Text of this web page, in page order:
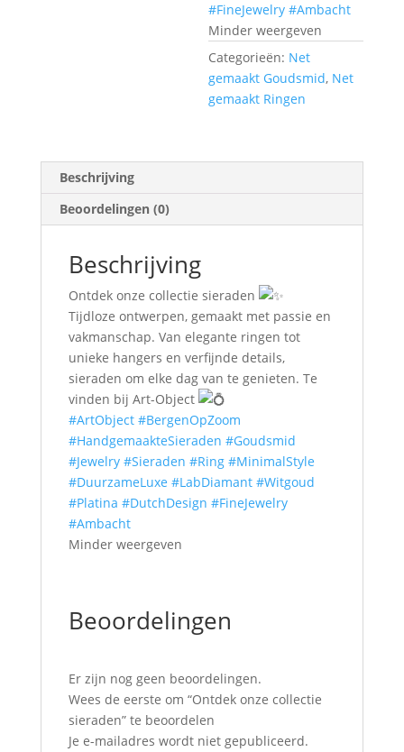
#FineJewelry #Ambacht
Minder weergeven
Categorieën: Net
gemaakt Goudsmid, Net
gemaakt Ringen
Beschrijving
Beoordelingen (0)
Beschrijving
Ontdek onze collectie sieraden
Tijdloze ontwerpen, gemaakt met passie en
vakmanschap. Van elegante ringen tot
unieke hangers en verfijnde details,
sieraden om elke dag van te genieten. Te
vinden bij Art-Object
#ArtObject #BergenOpZoom
#HandgemaakteSieraden #Goudsmid
#Jewelry #Sieraden #Ring #MinimalStyle
#DuurzameLuxe #LabDiamant #Witgoud
#Platina #DutchDesign #FineJewelry
#Ambacht
Minder weergeven
Beoordelingen
Er zijn nog geen beoordelingen.
Wees de eerste om “Ontdek onze collectie
sieraden” te beoordelen
Je e-mailadres wordt niet gepubliceerd.